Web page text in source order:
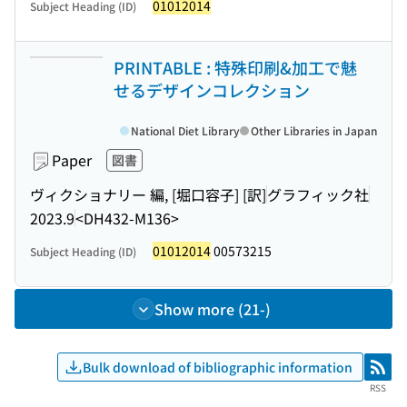
Subject Heading (ID) 01012014
PRINTABLE : 特殊印刷&加工で魅
せるデザインコレクション
Paper 図書
ヴィクショナリー 編, [堀口容子] [訳]グラフィック社
2023.9<DH432-M136>
National Diet Library Other Libraries in Japan
Subject Heading (ID) 0101201400573215
Show more (21-)
Bulk download of bibliographic information RSS
RSS